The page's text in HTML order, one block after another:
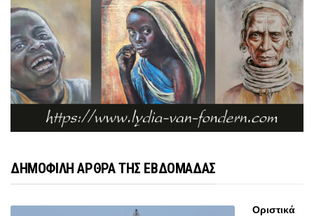
ΔΗΜΟΦΙΛΗ ΑΡΘΡΑ ΤΗΣ ΕΒΔΟΜΑΔΑΣ
Οριστικά